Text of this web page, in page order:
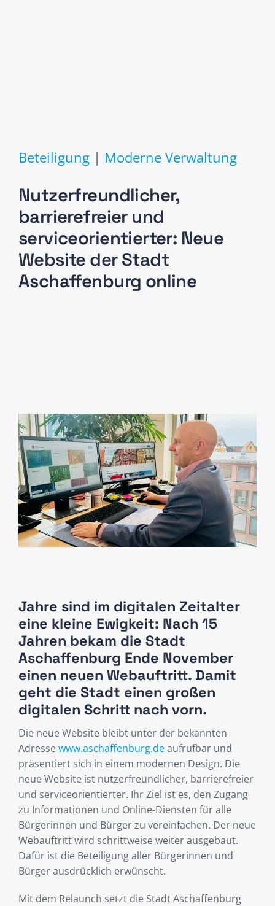
Beteiligung| Moderne Verwaltung
Nutzerfreundlicher,
barrierefreier und
serviceorientierter: Neue
Website der Stadt
Aschaffenburg online
Jahre sind im digitalen Zeitalter
eine kleine Ewigkeit: Nach 15
Jahren bekam die Stadt
Aschaffenburg Ende November
einen neuen Webauftritt. Damit
geht die Stadt einen großen
digitalen Schritt nach vorn.
Die neue Website bleibt unter der bekannten
Adressewww.aschaffenburg.deaufrufbar und
präsentiert sich in einem modernen Design. Die
neue Website ist nutzerfreundlicher, barrierefreier
und serviceorientierter. Ihr Ziel ist es, den Zugang
zu Informationen und Online-Diensten für alle
Bürgerinnen und Bürger zu vereinfachen. Der neue
Webauftritt wird schrittweise weiter ausgebaut.
Dafür ist die Beteiligung aller Bürgerinnen und
Bürger ausdrücklich erwünscht.
Mit dem Relaunch setzt die Stadt Aschaffenburg